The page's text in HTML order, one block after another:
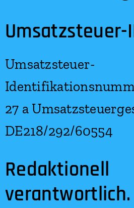
Umsatzsteuer-
Umsatzsteuer-
27 a
DE218/292/60554
Redaktionell
verantwortlich.